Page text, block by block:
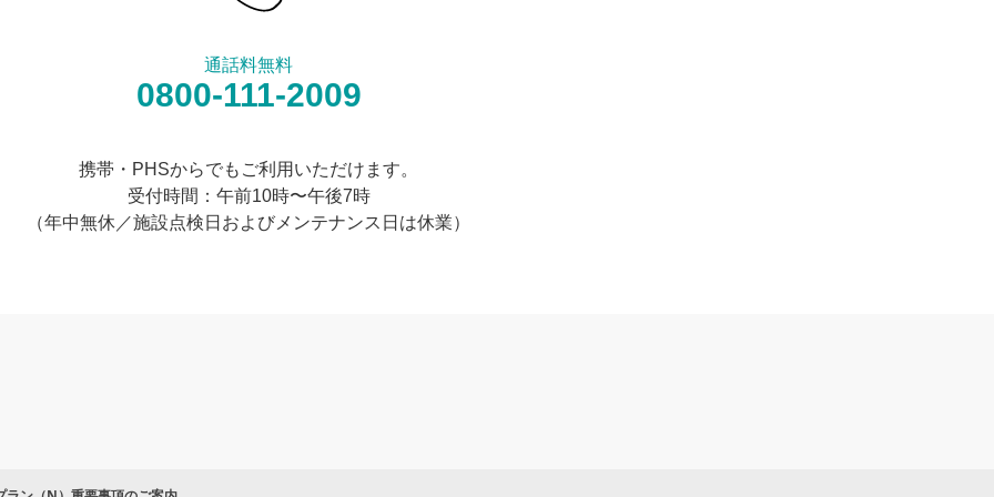
通話料無料
0800-111-2009
携帯・PHSからでもご利用いただけます。
受付時間：午前10時〜午後7時
（年中無休／施設点検日およびメンテナンス日は休業）